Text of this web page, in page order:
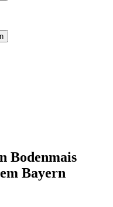
Bodenmais
Bayern